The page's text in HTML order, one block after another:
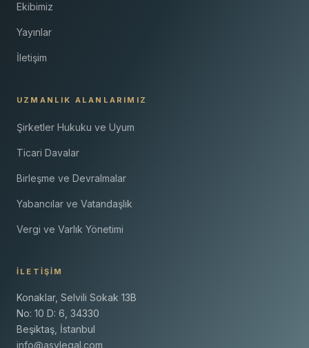
Ekibimiz
Yayınlar
İletişim
UZMANLIK ALANLARIMIZ
Şirketler Hukuku ve Uyum
Ticari Davalar
Birleşme ve Devralmalar
Yabancılar ve Vatandaşlık
Vergi ve Varlık Yönetimi
İLETIŞIM
Konaklar, Selvili Sokak 13B
No: 10 D: 6, 34330
Beşiktaş, İstanbul
info@asylegal.com